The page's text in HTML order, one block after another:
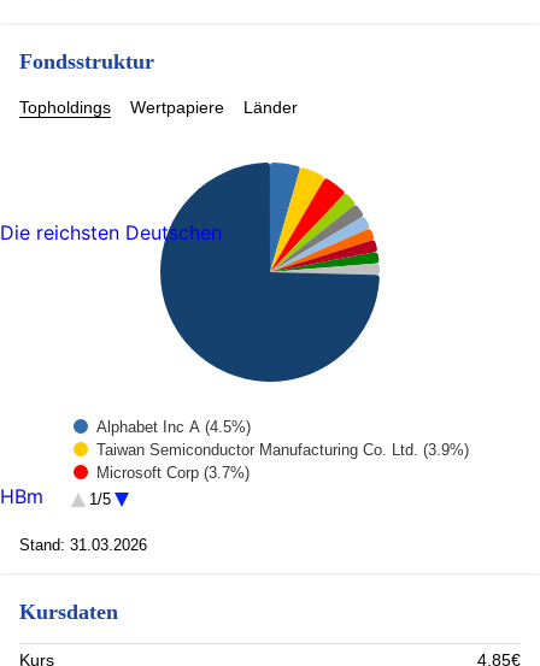
Fondsstruktur
Topholdings Wertpapiere Länder
Alphabet Inc A (4.5%)
Taiwan Semiconductor Manufacturing Co. Ltd. (3.9%)
Microsoft Corp (3.7%)
Iberdrola SA (2.2%)
Oracle Corp (2%)
Siemens AG (1.7%)
1/5
Stand: 31.03.2026
Kursdaten
Kurs
4,85€
Die reichsten Deutschen
HBm